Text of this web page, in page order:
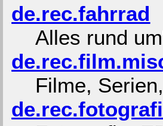
de.rec.fahrrad
Alles rund
Filme,